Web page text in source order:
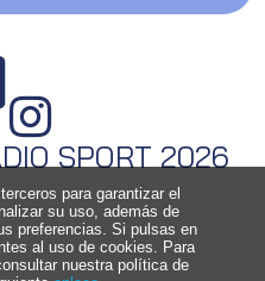
SPORT 2026
para garantizar el
su uso, además de
preferencias. Si pulsas en
al uso de cookies. Para
nuestra política de